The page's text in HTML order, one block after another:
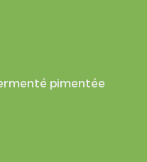
pimentée